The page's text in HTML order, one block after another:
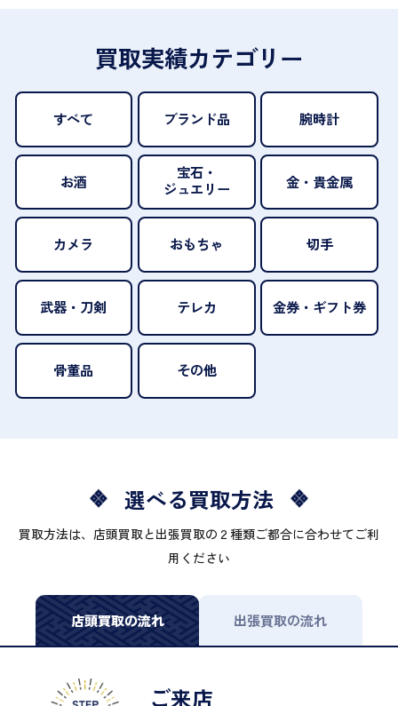
買取実績カテゴリー
すべて ブランド品 腕時計
お酒
宝石・
ジュエリー
金・貴金属
カメラ おもちゃ 切手
武器・刀剣 テレカ 金券・ギフト券
骨董品 その他
選べる買取方法
買取方法は、店頭買取と出張買取の２種類ご都合に合わせてご利
用ください
店頭買取の流れ 出張買取の流れ
ご来店